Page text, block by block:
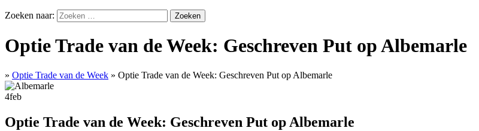
Zoeken naar:
Optie Trade van de Week: Geschreven Put op Albemarle
» Optie Trade van de Week » Optie Trade van de Week: Geschreven Put op Albemarle
4feb
Optie Trade van de Week: Geschreven Put op Albemarle